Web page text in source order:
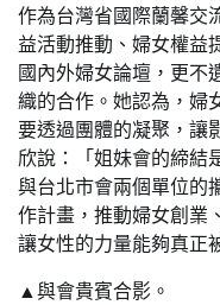
作為台灣省國際蘭馨交
益活動推動、婦女權益
國內外婦女論壇，更不
織的合作。她認為，婦
要透過團體的凝聚，讓
欣說：「姐妹會的締結
與台北市會兩個單位的
作計畫，推動婦女創業
讓女性的力量能夠真正
▲與會貴賓合影。